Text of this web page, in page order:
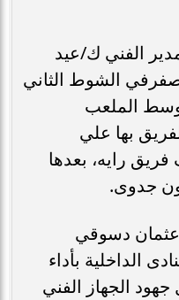
الفني ك/عيد
علي فريق راية 1- صفرفي الشوط الثاني
الملعب
بها علي
رايه، بعدها
جدوى.
عثمان دسوقي
الداخلية بأداء
جهود الجهاز الفني